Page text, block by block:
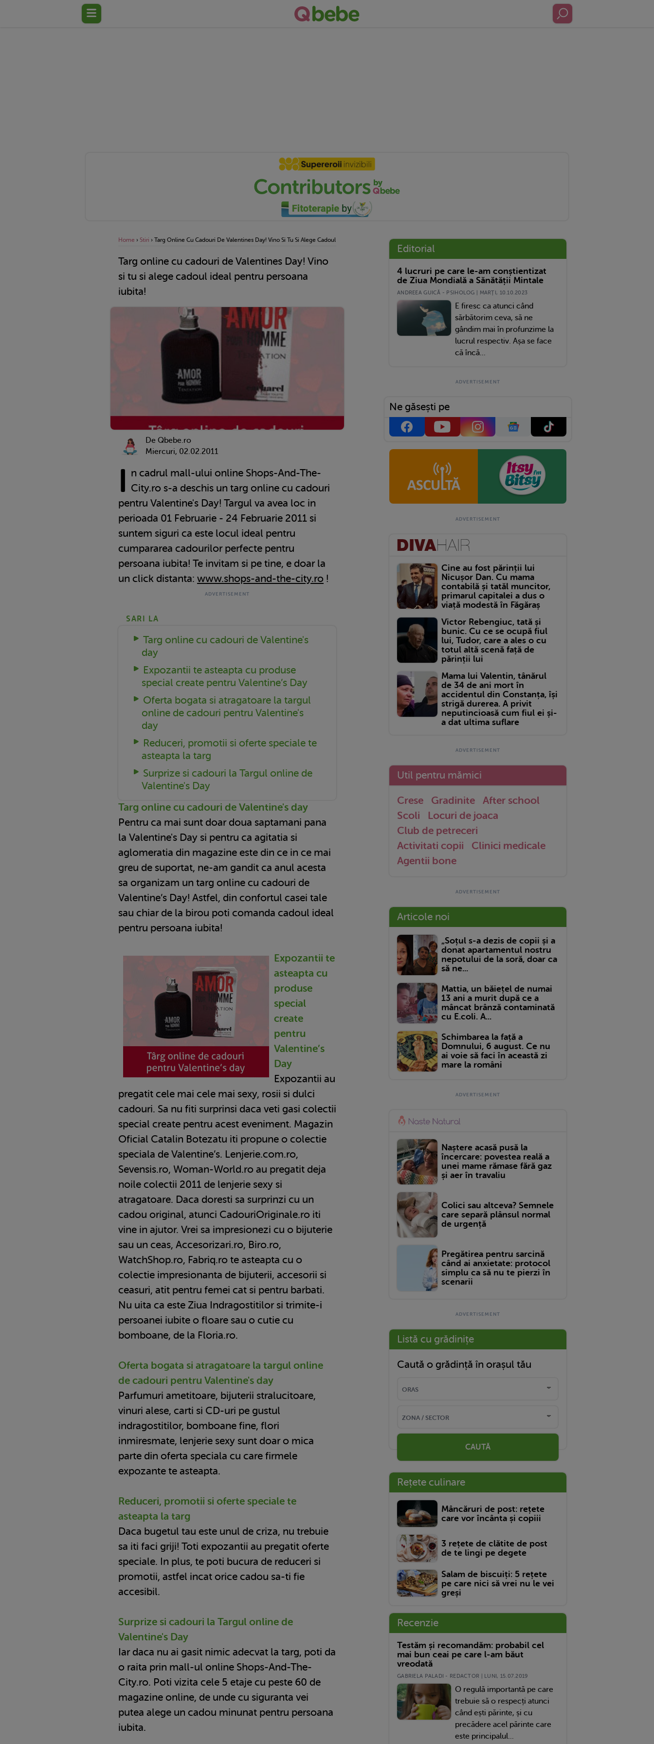
Home › Stiri › Targ Online Cu Cadouri De Valentines Day! Vino Si Tu Si Alege Cadoul Ideal Pentru Persoana Iubita!
Targ online cu cadouri de Valentines Day! Vino
si tu si alege cadoul ideal pentru persoana
iubita!
De Qbebe.ro
Miercuri, 02.02.2011
I n cadrul mall-ului online Shops-And-The-
City.ro s-a deschis un targ online cu cadouri
pentru Valentine's Day! Targul va avea loc in
perioada 01 Februarie - 24 Februarie 2011 si
suntem siguri ca este locul ideal pentru
cumpararea cadourilor perfecte pentru
persoana iubita! Te invitam si pe tine, e doar la
un click distanta: www.shops-and-the-city.ro !
SARI LA
Targ online cu cadouri de Valentine's
day
Expozantii te asteapta cu produse
special create pentru Valentine’s Day
Oferta bogata si atragatoare la targul
online de cadouri pentru Valentine's
day
Reduceri, promotii si oferte speciale te
asteapta la targ
Surprize si cadouri la Targul online de
Valentine's Day
Targ online cu cadouri de Valentine's day
Pentru ca mai sunt doar doua saptamani pana
la Valentine's Day si pentru ca agitatia si
aglomeratia din magazine este din ce in ce mai
greu de suportat, ne-am gandit ca anul acesta
sa organizam un targ online cu cadouri de
Valentine’s Day! Astfel, din confortul casei tale
sau chiar de la birou poti comanda cadoul ideal
pentru persoana iubita!
Expozantii te
asteapta cu
produse
special
create
pentru
Valentine’s
Day
Expozantii au
pregatit cele mai cele mai sexy, rosii si dulci
cadouri. Sa nu fiti surprinsi daca veti gasi colectii
special create pentru acest eveniment. Magazin
Oficial Catalin Botezatu iti propune o colectie
speciala de Valentine’s. Lenjerie.com.ro,
Sevensis.ro, Woman-World.ro au pregatit deja
noile colectii 2011 de lenjerie sexy si
atragatoare. Daca doresti sa surprinzi cu un
cadou original, atunci CadouriOriginale.ro iti
vine in ajutor. Vrei sa impresionezi cu o bijuterie
sau un ceas, Accesorizari.ro, Biro.ro,
WatchShop.ro, Fabriq.ro te asteapta cu o
colectie impresionanta de bijuterii, accesorii si
ceasuri, atit pentru femei cat si pentru barbati.
Nu uita ca este Ziua Indragostitilor si trimite-i
persoanei iubite o floare sau o cutie cu
bomboane, de la Floria.ro.
Oferta bogata si atragatoare la targul online
de cadouri pentru Valentine's day
Parfumuri ametitoare, bijuterii stralucitoare,
vinuri alese, carti si CD-uri pe gustul
indragostitilor, bomboane fine, flori
inmiresmate, lenjerie sexy sunt doar o mica
parte din oferta speciala cu care firmele
expozante te asteapta.
Reduceri, promotii si oferte speciale te
asteapta la targ
Daca bugetul tau este unul de criza, nu trebuie
sa iti faci griji! Toti expozantii au pregatit oferte
speciale. In plus, te poti bucura de reduceri si
promotii, astfel incat orice cadou sa-ti fie
accesibil.
Surprize si cadouri la Targul online de
Valentine's Day
Iar daca nu ai gasit nimic adecvat la targ, poti da
o raita prin mall-ul online Shops-And-The-
City.ro. Poti vizita cele 5 etaje cu peste 60 de
magazine online, de unde cu siguranta vei
putea alege un cadou minunat pentru persoana
iubita.
Editorial
4 lucruri pe care le-am conștientizat
de Ziua Mondială a Sănătății Mintale
ANDREEA GUICĂ - PSIHOLOG | MARŢI, 10.10.2023
E firesc ca atunci când
sărbătorim ceva, să ne
gândim mai în profunzime la
lucrul respectiv. Așa se face
că încă...
Ne găsești pe
Cine au fost părinții lui
Nicușor Dan. Cu mama
contabilă și tatăl muncitor,
primarul capitalei a dus o
viață modestă în Făgăraș
Victor Rebengiuc, tată și
bunic. Cu ce se ocupă fiul
lui, Tudor, care a ales o cu
totul altă scenă față de
părinții lui
Mama lui Valentin, tânărul
de 34 de ani mort în
accidentul din Constanța, își
strigă durerea. A privit
neputincioasă cum fiul ei și-
a dat ultima suflare
Util pentru mămici
Crese Gradinite
After school
Scoli
Locuri de joaca
Club de petreceri
Activitati copii
Clinici medicale
Agentii bone
Articole noi
„Soțul s-a dezis de copii și a
donat apartamentul nostru
nepotului de la soră, doar ca
să ne...
Mattia, un băiețel de numai
13 ani a murit după ce a
mâncat brânză contaminată
cu E.coli. A...
Schimbarea la față a
Domnului, 6 august. Ce nu
ai voie să faci în această zi
mare la români
Naștere acasă pusă la
încercare: povestea reală a
unei mame rămase fără gaz
și aer în travaliu
Colici sau altceva? Semnele
care separă plânsul normal
de urgență
Pregătirea pentru sarcină
când ai anxietate: protocol
simplu ca să nu te pierzi în
scenarii
Listă cu grădinițe
Caută o grădință în orașul tău
CAUTĂ
Rețete culinare
Mâncăruri de post: rețete
care vor încânta și copiii
3 rețete de clătite de post
de te lingi pe degete
Salam de biscuiți: 5 rețete
pe care nici să vrei nu le vei
greși
Recenzie
Testăm și recomandăm: probabil cel
mai bun ceai pe care l-am băut
vreodată
GABRIELA PALADI - REDACTOR | LUNI, 15.07.2019
O regulă importantă pe care
trebuie să o respecți atunci
când ești părinte, și cu
precădere acel părinte care
este principalul...